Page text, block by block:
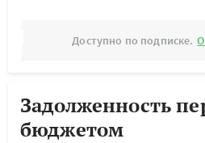
Доступно по подписке.
Задолженность
бюджетом